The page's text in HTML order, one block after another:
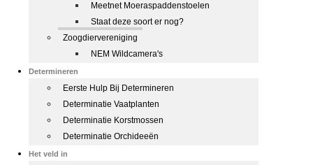
Meetnet Moeraspaddenstoelen
Staat deze soort er nog?
Zoogdiervereniging
NEM Wildcamera's
Determineren
Eerste Hulp Bij Determineren
Determinatie Vaatplanten
Determinatie Korstmossen
Determinatie Orchideeën
Het veld in